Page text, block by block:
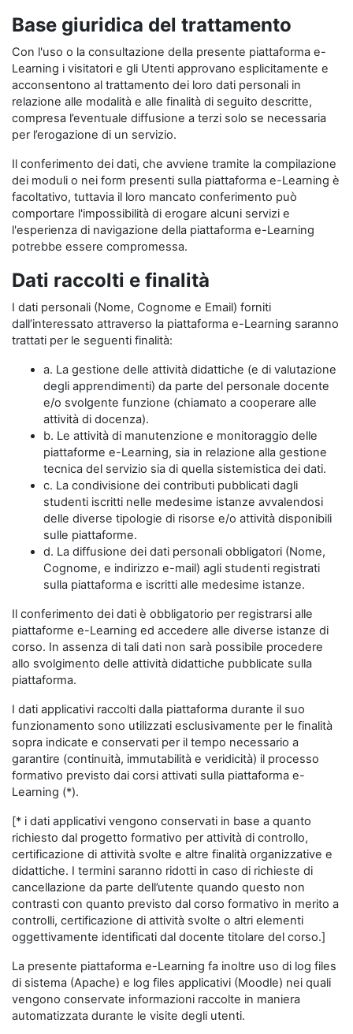
Base giuridica del trattamento
Con l'uso o la consultazione della presente piattaforma e-
Learning i visitatori e gli Utenti approvano esplicitamente e
acconsentono al trattamento dei loro dati personali in
relazione alle modalità e alle finalità di seguito descritte,
compresa l’eventuale diffusione a terzi solo se necessaria
per l’erogazione di un servizio.
Il conferimento dei dati, che avviene tramite la compilazione
dei moduli o nei form presenti sulla piattaforma e-Learning è
facoltativo, tuttavia il loro mancato conferimento può
comportare l'impossibilità di erogare alcuni servizi e
l'esperienza di navigazione della piattaforma e-Learning
potrebbe essere compromessa.
Dati raccolti e finalità
I dati personali (Nome, Cognome e Email) forniti
dall’interessato attraverso la piattaforma e-Learning saranno
trattati per le seguenti finalità:
a. La gestione delle attività didattiche (e di valutazione
degli apprendimenti) da parte del personale docente
e/o svolgente funzione (chiamato a cooperare alle
attività di docenza).
b. Le attività di manutenzione e monitoraggio delle
piattaforme e-Learning, sia in relazione alla gestione
tecnica del servizio sia di quella sistemistica dei dati.
c. La condivisione dei contributi pubblicati dagli
studenti iscritti nelle medesime istanze avvalendosi
delle diverse tipologie di risorse e/o attività disponibili
sulle piattaforme.
d. La diffusione dei dati personali obbligatori (Nome,
Cognome, e indirizzo e-mail) agli studenti registrati
sulla piattaforma e iscritti alle medesime istanze.
Il conferimento dei dati è obbligatorio per registrarsi alle
piattaforme e-Learning ed accedere alle diverse istanze di
corso. In assenza di tali dati non sarà possibile procedere
allo svolgimento delle attività didattiche pubblicate sulla
piattaforma.
I dati applicativi raccolti dalla piattaforma durante il suo
funzionamento sono utilizzati esclusivamente per le finalità
sopra indicate e conservati per il tempo necessario a
garantire (continuità, immutabilità e veridicità) il processo
formativo previsto dai corsi attivati sulla piattaforma e-
Learning (*).
[* i dati applicativi vengono conservati in base a quanto
richiesto dal progetto formativo per attività di controllo,
certificazione di attività svolte e altre finalità organizzative e
didattiche. I termini saranno ridotti in caso di richieste di
cancellazione da parte dell’utente quando questo non
contrasti con quanto previsto dal corso formativo in merito a
controlli, certificazione di attività svolte o altri elementi
oggettivamente identificati dal docente titolare del corso.]
La presente piattaforma e-Learning fa inoltre uso di log files
di sistema (Apache) e log files applicativi (Moodle) nei quali
vengono conservate informazioni raccolte in maniera
automatizzata durante le visite degli utenti.